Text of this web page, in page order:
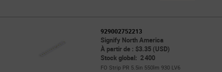
929002752213
Signify North America
À partir de : $3.35 (USD)
Stock global: 2 400
FO Strip PR 5.5in 550lm 930 LV6